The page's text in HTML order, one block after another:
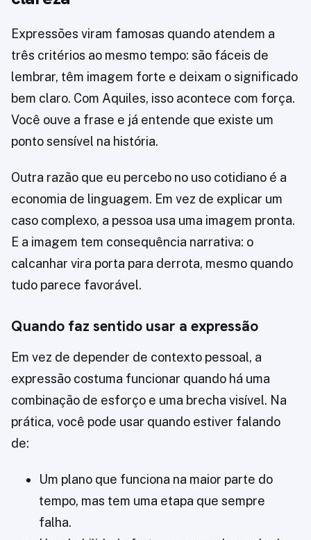
Expressões viram famosas quando atendem a
três critérios ao mesmo tempo: são fáceis de
lembrar, têm imagem forte e deixam o significado
bem claro. Com Aquiles, isso acontece com força.
Você ouve a frase e já entende que existe um
ponto sensível na história.
Outra razão que eu percebo no uso cotidiano é a
economia de linguagem. Em vez de explicar um
caso complexo, a pessoa usa uma imagem pronta.
E a imagem tem consequência narrativa: o
calcanhar vira porta para derrota, mesmo quando
tudo parece favorável.
Quando faz sentido usar a expressão
Em vez de depender de contexto pessoal, a
expressão costuma funcionar quando há uma
combinação de esforço e uma brecha visível. Na
prática, você pode usar quando estiver falando
de:
Um plano que funciona na maior parte do
tempo, mas tem uma etapa que sempre
falha.